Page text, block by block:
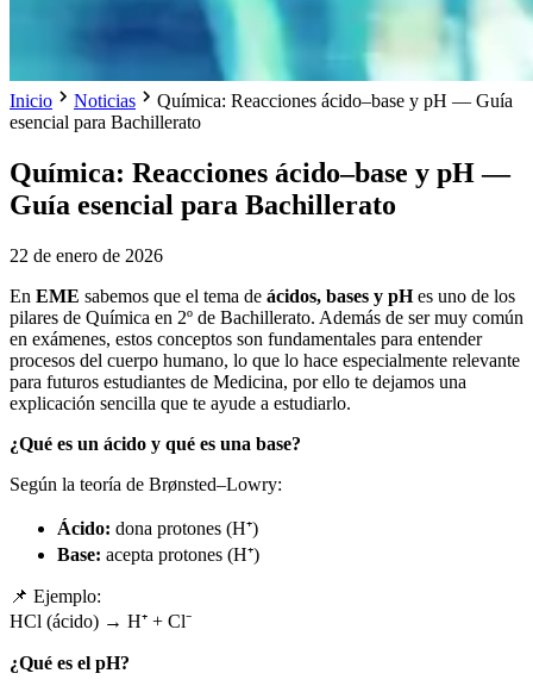
Inicio Noticias
Química: Reacciones ácido–base y pH — Guía
esencial para Bachillerato
Química: Reacciones ácido–base y pH —
Guía esencial para Bachillerato
22 de enero de 2026
En EME sabemos que el tema de ácidos, bases y pHes uno de los
pilares de Química en 2º de Bachillerato. Además de ser muy común
en exámenes, estos conceptos son fundamentales para entender
procesos del cuerpo humano, lo que lo hace especialmente relevante
para futuros estudiantes de Medicina, por ello te dejamos una
explicación sencilla que te ayude a estudiarlo.
¿Qué es un ácido y qué es una base?
Según la teoría de Brønsted–Lowry:
Ácido: dona protones (H⁺)
Base: acepta protones (H⁺)
📌 Ejemplo:
HCl (ácido) → H⁺ + Cl⁻
¿Qué es el pH?